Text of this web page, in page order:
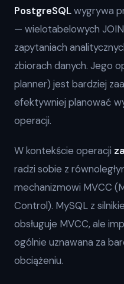
PostgreSQLwygrywa
— wielotabelowych
zapytaniach
zbiorach danych. Jego
planner) jest bardziej
efektywniej planować
operacji.
W kontekście operacji
radzi sobie z
mechanizmowi MVCC
Control). MySQL z
obsługuje MVCC, ale
ogólnie uznawana za
obciążeniu.